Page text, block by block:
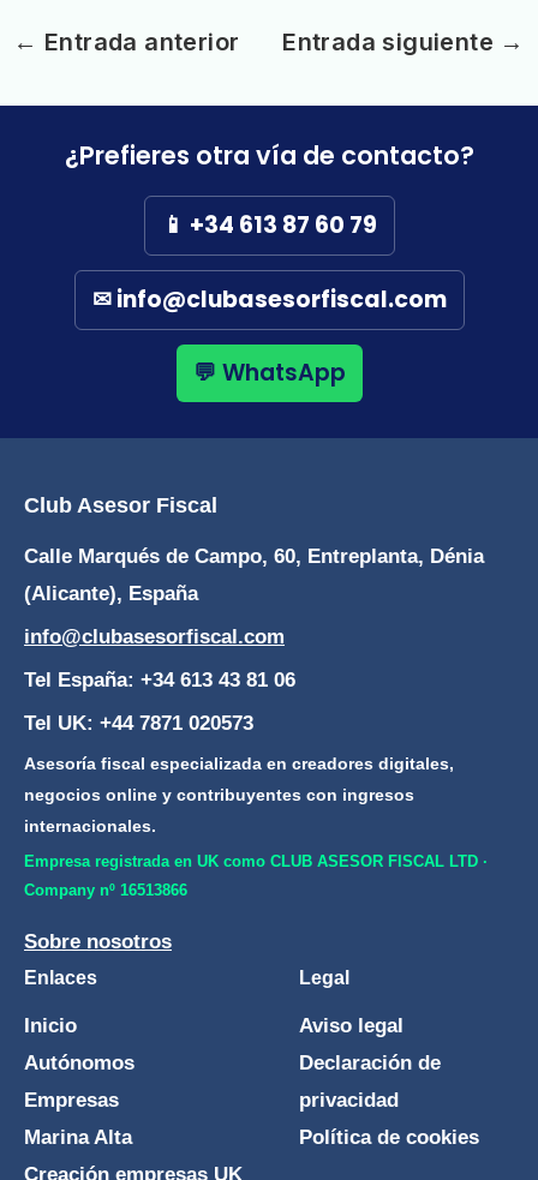
e
o
o
ts
p
p
e
n
g
a
m
p
rt
ir
← Entrada anterior Entrada siguiente →
¿Prefieres otra vía de contacto?
📱 +34 613 87 60 79
✉ info@clubasesorfiscal.com
💬 WhatsApp
Club Asesor Fiscal
Calle Marqués de Campo, 60, Entreplanta, Dénia
(Alicante), España
info@clubasesorfiscal.com
Tel España: +34 613 43 81 06
Tel UK: +44 7871 020573
Asesoría fiscal especializada en creadores digitales,
negocios online y contribuyentes con ingresos
internacionales.
Empresa registrada en UK como CLUB ASESOR FISCAL LTD ·
Company nº 16513866
Sobre nosotros
Enlaces
Inicio
Autónomos
Empresas
Marina Alta
Creación empresas UK
Legal
Aviso legal
Declaración de
privacidad
Política de cookies